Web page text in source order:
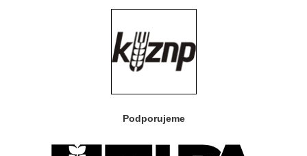
Podporujeme